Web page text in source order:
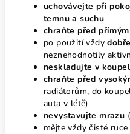
uchovávejte při
temnu a suchu
chraňte před
po použití vždy
neznehodnotily
neskladujte v
chraňte před
radiátorům, do
auta v létě)
nevystavujte mrazu
mějte vždy čisté ruce